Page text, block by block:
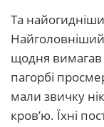
Та
щодня
пагорбі
мали звичку
кров’ю. Їхні